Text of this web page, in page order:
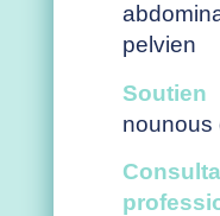
pelvien
Soutien
nounous